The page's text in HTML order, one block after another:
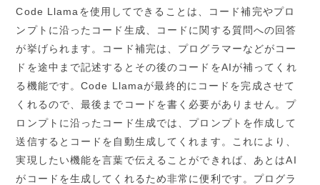
Code Llamaを使用してできることは、コード補完やプロ
ンプトに沿ったコード生成、コードに関する質問への回答
が挙げられます。コード補完は、プログラマーなどがコー
ドを途中まで記述するとその後のコードをAIが補ってくれ
る機能です。Code Llamaが最終的にコードを完成させて
くれるので、最後までコードを書く必要がありません。プ
ロンプトに沿ったコード生成では、プロンプトを作成して
送信するとコードを自動生成してくれます。これにより、
実現したい機能を言葉で伝えることができれば、あとはAI
がコードを生成してくれるため非常に便利です。プログラ